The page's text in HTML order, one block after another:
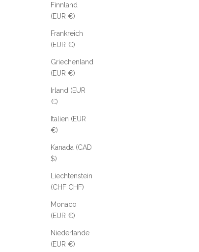
Finnland
(EUR €)
Frankreich
(EUR €)
Griechenland
(EUR €)
Irland (EUR
€)
Italien (EUR
€)
Kanada (CAD
$)
Liechtenstein
(CHF CHF)
Monaco
(EUR €)
Niederlande
(EUR €)